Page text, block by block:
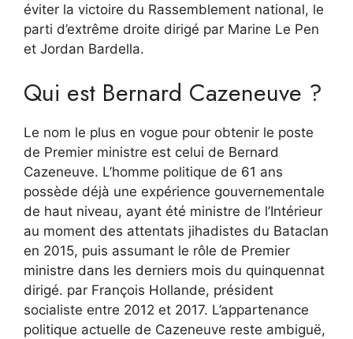
éviter la victoire du Rassemblement national, le
parti d’extrême droite dirigé par Marine Le Pen
et Jordan Bardella.
Qui est Bernard Cazeneuve ?
Le nom le plus en vogue pour obtenir le poste
de Premier ministre est celui de Bernard
Cazeneuve. L’homme politique de 61 ans
possède déjà une expérience gouvernementale
de haut niveau, ayant été ministre de l’Intérieur
au moment des attentats jihadistes du Bataclan
en 2015, puis assumant le rôle de Premier
ministre dans les derniers mois du quinquennat
dirigé. par François Hollande, président
socialiste entre 2012 et 2017. L’appartenance
politique actuelle de Cazeneuve reste ambiguë,